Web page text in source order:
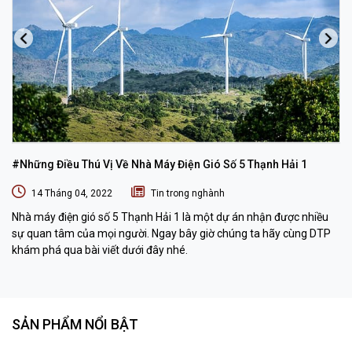
#Những Điều Thú Vị Về Nhà Máy Điện Gió Số 5 Thạnh Hải 1
14 Tháng 04, 2022 Tin trong nghành
Nhà máy điện gió số 5 Thạnh Hải 1 là một dự án nhận được nhiều
sự quan tâm của mọi người. Ngay bây giờ chúng ta hãy cùng DTP
khám phá qua bài viết dưới đây nhé.
SẢN PHẨM NỔI BẬT